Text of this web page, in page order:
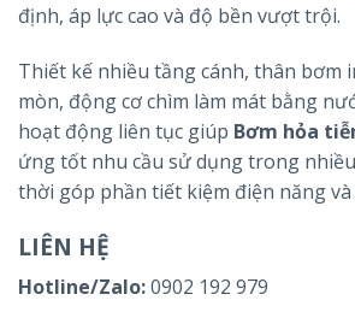
định, áp lực cao và độ bền vượt trội.
Thiết kế nhiều tầng cánh, thân bơm
mòn, động cơ chìm làm mát bằng
hoạt động liên tục giúp Bơm hỏa
ứng tốt nhu cầu sử dụng trong
thời góp phần tiết kiệm điện năng và
LIÊN HỆ
Hotline/Zalo:0902 192 979